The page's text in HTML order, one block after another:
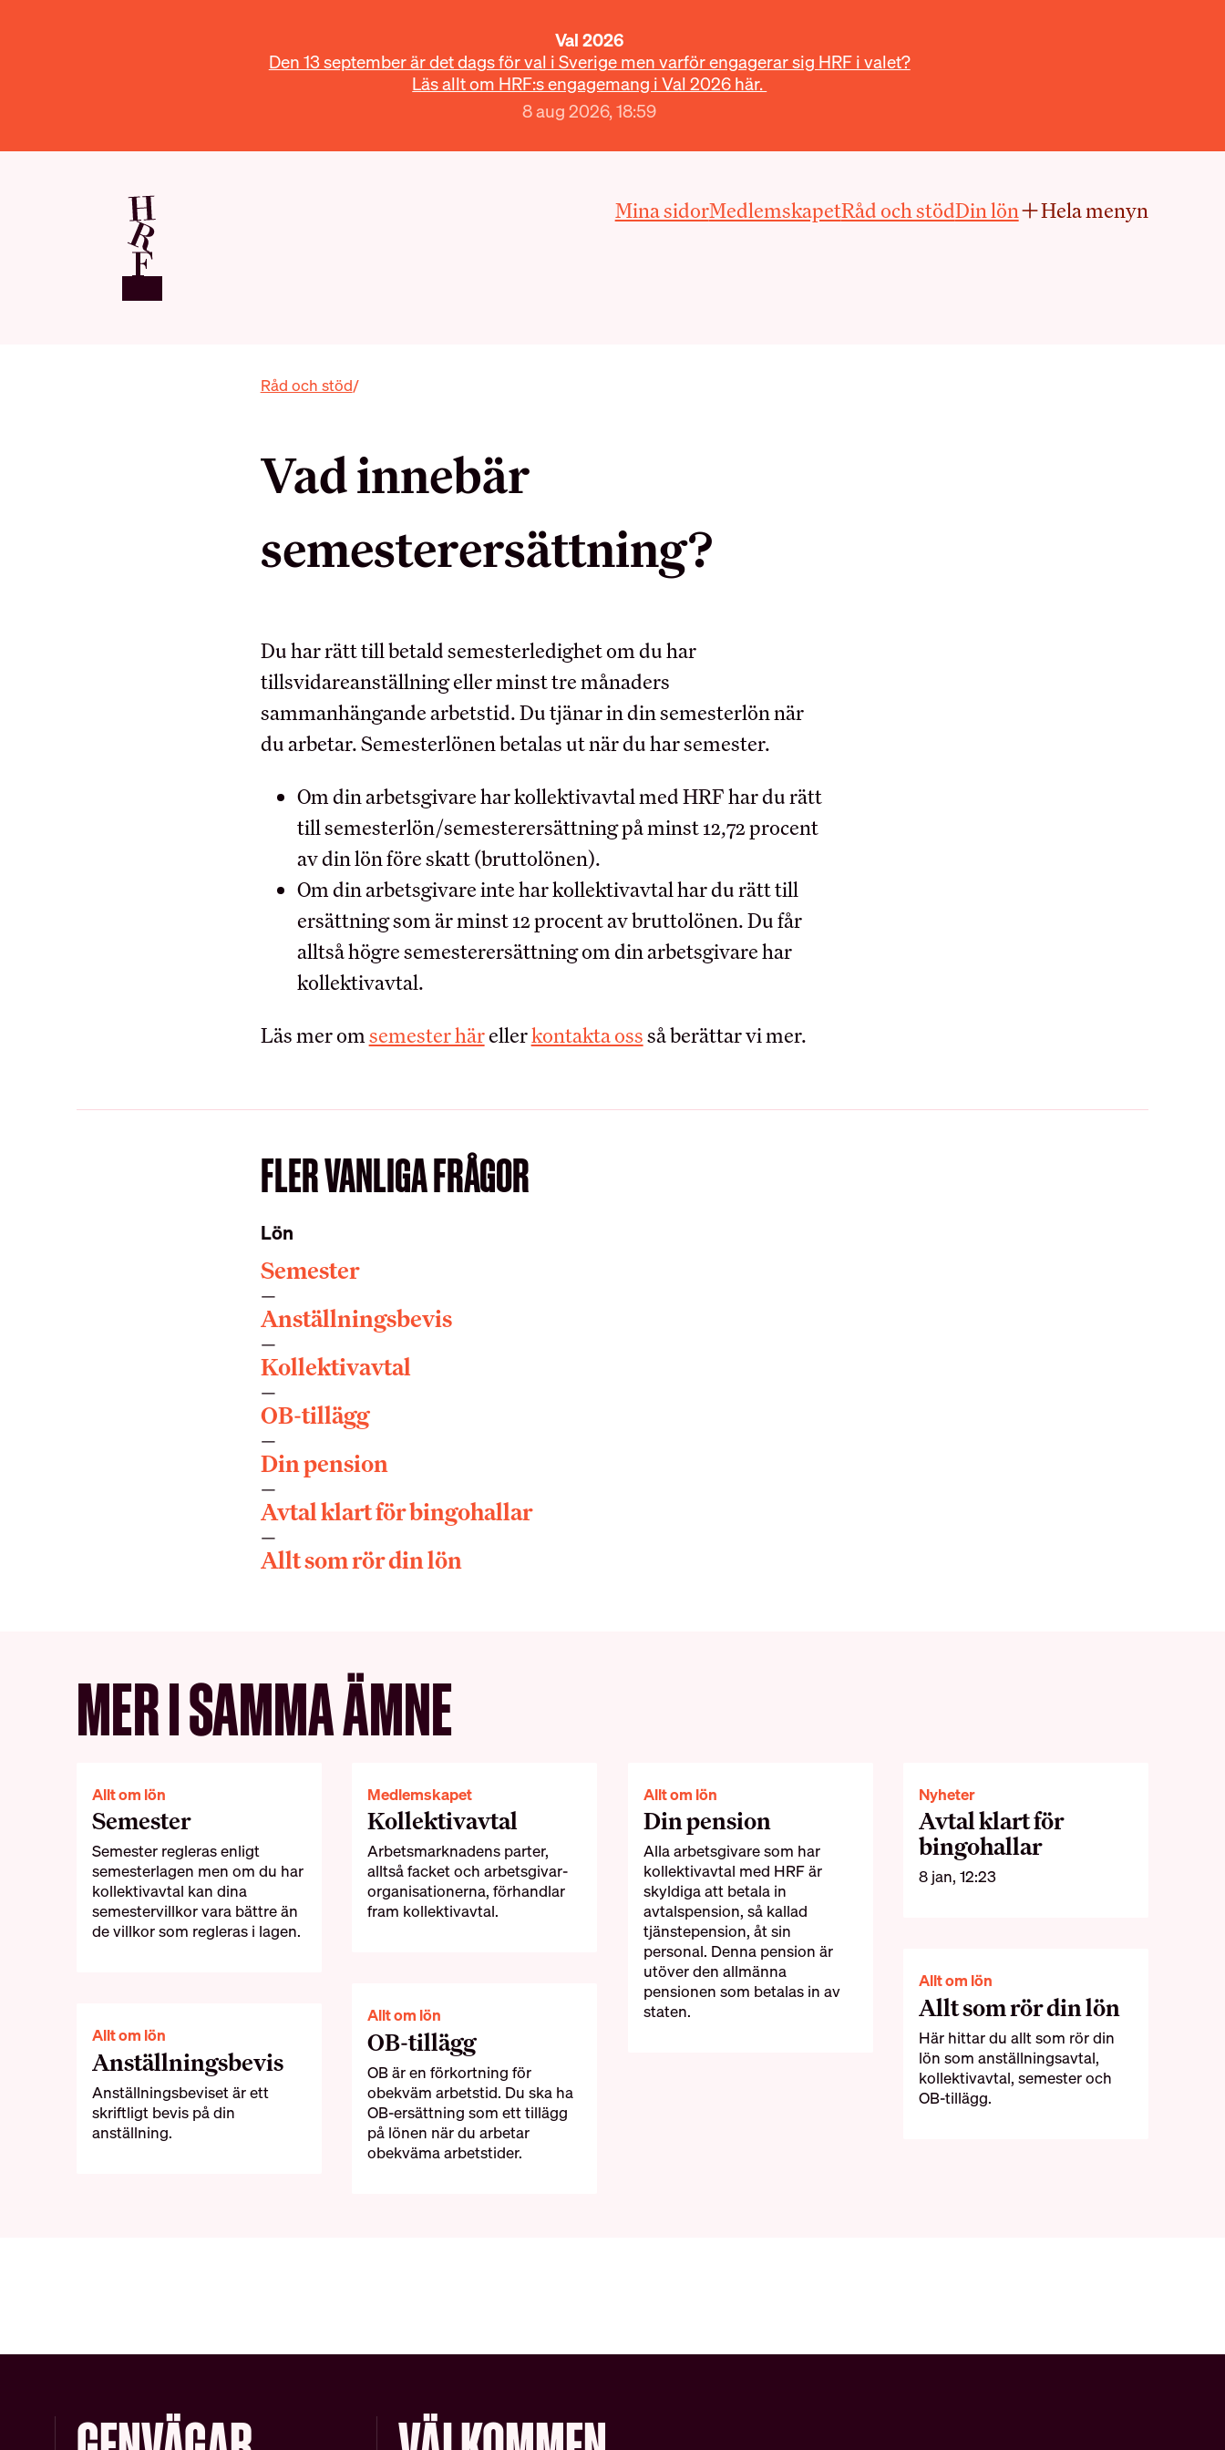
Val 2026
Den 13 september är det dags för val i Sverige men varför engagerar sig HRF i valet?
Läs allt om HRF:s engagemang i Val 2026 här.
8 aug 2026, 18:59
Mina sidorMedlemskapetRåd och stödDin lön Hela menyn
MEDLEMSKAPET
Medlemsförmåner
Inkomst­försäkring
Pensionärsmedlem
DIN LÖN
Sommarjobb
Pension
Ungdomslöner
Anställningsbevis
OM HRF
Vår organisation
Lediga tjänster
ARBETSLIV
Stipendium
Besöksnäringens forsknings- och
Utbildningsrådet för Hotell och
ARBETSGIVARE
Kollektivavtalet
Förhandling
Råd och stöd
Vad innebär
semesterersättning?
Du har rätt till betald semesterledighet om du har
tillsvidareanställning eller minst tre månaders
sammanhängande arbetstid. Du tjänar in din semesterlön när
du arbetar. Semesterlönen betalas ut när du har semester.
Om din arbetsgivare har kollektivavtal med HRF har du rätt
till semesterlön/semesterersättning på minst 12,72 procent
av din lön före skatt (bruttolönen).
Om din arbetsgivare inte har kollektivavtal har du rätt till
ersättning som är minst 12 procent av bruttolönen. Du får
alltså högre semesterersättning om din arbetsgivare har
kollektivavtal.
Läs mer omsemester härellerkontakta ossså berättar vi mer.
FLER VANLIGA FRÅGOR
Lön
Semester
Anställningsbevis
Kollektivavtal
OB-tillägg
Din pension
Avtal klart för bingohallar
Allt som rör din lön
MER I SAMMA ÄMNE
Allt om lön
Semester
Semester regleras enligt
semesterlagen men om du har
kollektivavtal kan dina
semestervillkor vara bättre än
de villkor som regleras i lagen.
Allt om lön
Anställningsbevis
Anställningsbeviset är ett
skriftligt bevis på din
anställning.
Medlemskapet
Kollektivavtal
Arbetsmarknadens parter,
alltså facket och arbetsgivar­
organisationerna, förhandlar
fram kollektiv­avtal.
Allt om lön
OB-tillägg
OB är en förkortning för
obekväm arbetstid. Du ska ha
OB-ersättning som ett tillägg
på lönen när du arbetar
obekväma arbetstider.
Allt om lön
Din pension
Alla arbetsgivare som har
kollektivavtal med HRF är
skyldiga att betala in
avtalspension, så kallad
tjänstepension, åt sin
personal. Denna pension är
utöver den allmänna
pensionen som betalas in av
staten.
Nyheter
Avtal klart för
bingohallar
8 jan, 12:23
Allt om lön
Allt som rör din lön
Här hittar du allt som rör din
lön som anställningsavtal,
kollektivavtal, semester och
OB-tillägg.